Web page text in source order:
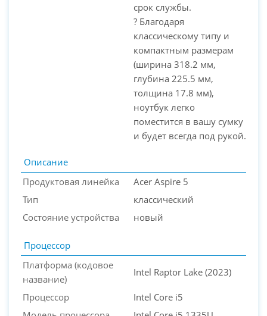
срок службы.
? Благодаря
классическому типу и
компактным размерам
(ширина 318.2 мм,
глубина 225.5 мм,
толщина 17.8 мм),
ноутбук легко
поместится в вашу сумку
и будет всегда под рукой.
Описание
Продуктовая линейка
Acer Aspire 5
Тип
классический
Состояние устройства
новый
Процессор
Платформа (кодовое
название)
Intel Raptor Lake (2023)
Процессор
Intel Core i5